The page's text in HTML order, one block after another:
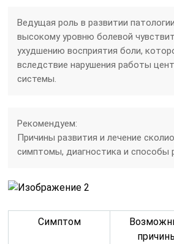
Ведущая роль в развитии
высокому уровню болевой
ухудшению восприятия боли,
вследствие нарушения работы
системы.
Рекомендуем:
Причины развития и лечение
симптомы, диагностика и способы
Симптом